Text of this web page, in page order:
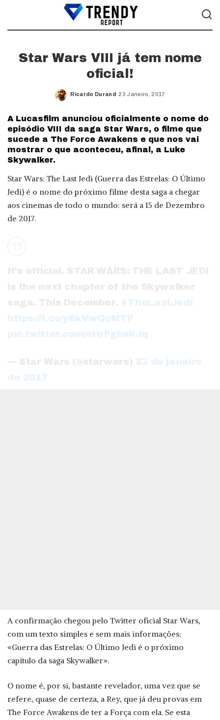
Star Wars VIII já tem nome
oficial!
Posted
Ricardo Durand 23 Janeiro, 2017
A Lucasfilm anunciou oficialmente o nome do
episódio VIII da saga Star Wars, o filme que
sucede a The Force Awakens e que nos vai
mostrar o que aconteceu, afinal, a Luke
Skywalker.
Star Wars: The Last Jedi (Guerra das Estrelas: O Último
Jedi) é o nome do próximo filme desta saga a chegar
aos cinemas de todo o mundo: será a 15 de Dezembro
de 2017.
A confirmação chegou pelo Twitter oficial Star Wars,
com um texto simples e sem mais informações:
«Guerra das Estrelas: O Último Jedi é o próximo
capítulo da saga Skywalker».
O nome é, por si, bastante revelador, uma vez que se
refere, quase de certeza, a Rey, que já deu provas em
The Force Awakens de ter a Força com ela. Se esta